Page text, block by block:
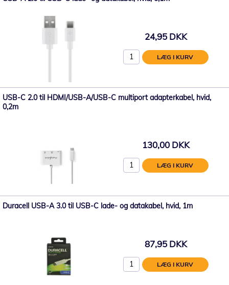
24,95 DKK
LÆG I KURV
USB-C 2.0 til HDMI/USB-A/USB-C multiport adapterkabel, hvid,
0,2m
130,00 DKK
LÆG I KURV
Duracell USB-A 3.0 til USB-C lade- og datakabel, hvid, 1m
87,95 DKK
LÆG I KURV